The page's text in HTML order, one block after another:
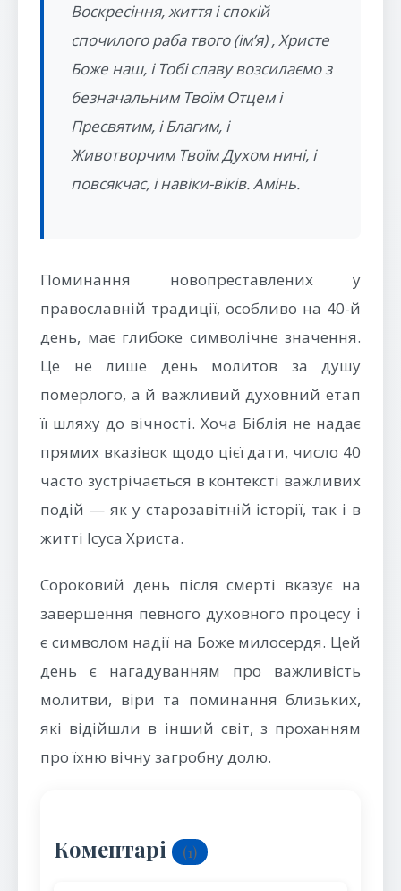
Воскресіння, життя і спокій
спочилого раба твого (ім’я) , Христе
Боже наш, і Тобі славу возсилаємо з
безначальним Твоїм Отцем і
Пресвятим, і Благим, і
Животворчим Твоїм Духом нині, і
повсякчас, і навіки-віків. Амінь.
Поминання новопреставлених у
православній традиції, особливо на 40-й
день, має глибоке символічне значення.
Це не лише день молитов за душу
померлого, а й важливий духовний етап
її шляху до вічності. Хоча Біблія не надає
прямих вказівок щодо цієї дати, число 40
часто зустрічається в контексті важливих
подій — як у старозавітній історії, так і в
житті Ісуса Христа.
Сороковий день після смерті вказує на
завершення певного духовного процесу і
є символом надії на Боже милосердя. Цей
день є нагадуванням про важливість
молитви, віри та поминання близьких,
які відійшли в інший світ, з проханням
про їхню вічну загробну долю.
Коментарі (1)